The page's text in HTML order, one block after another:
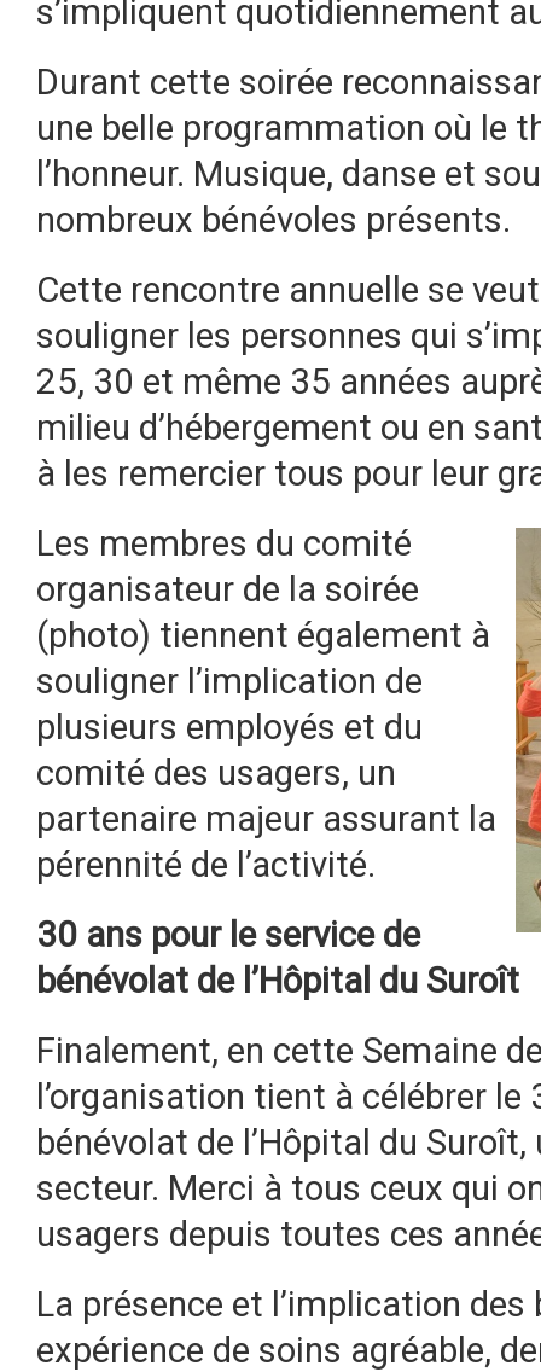
s’impliquent quotidiennement
Durant cette soirée
une belle programmation où le
l’honneur. Musique, danse et
nombreux bénévoles présents.
Cette rencontre annuelle se
souligner les personnes qui
25, 30 et même 35 années
milieu d’hébergement ou en
à les remercier tous pour leur
Les membres du comité
organisateur de la soirée
(photo) tiennent également à
souligner l’implication de
plusieurs employés et du
comité des usagers, un
partenaire majeur assurant la
pérennité de l’activité.
30 ans pour le service de
bénévolat de l’Hôpital du Suroît
Finalement, en cette Semaine
l’organisation tient à célébrer
bénévolat de l’Hôpital du
secteur. Merci à tous ceux qui
usagers depuis toutes ces
La présence et l’implication
expérience de soins agréable,